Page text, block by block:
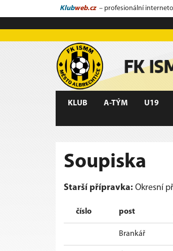
Klubweb.cz – profesionální
KLUB A-TÝM U19
Soupiska
Starší přípravka: Okresní
číslo post
Brankář